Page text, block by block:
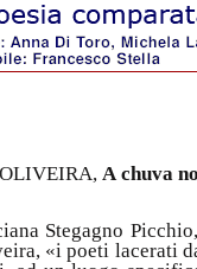
A chuva
Stegagno
«i poeti lacerati